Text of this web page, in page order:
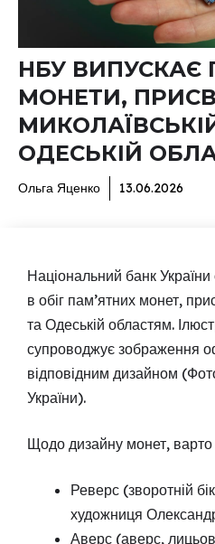
НБУ ВИПУСКАЄ
МОНЕТИ,
ОДЕСЬКІЙ
Ольга Яценко 13.06.2026
Національний банк
в обіг пам’ятних монет,
та Одеській областям.
супроводжує зображення
відповідним дизайном
України).
Щодо дизайну монет, варто
Реверс (зворотній
художниця
Аверс (аверс,